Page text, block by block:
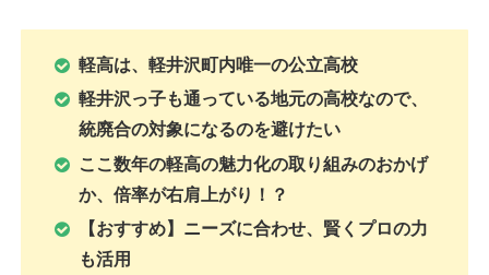
軽高は、軽井沢町内唯一の公立高校
軽井沢っ子も通っている地元の高校なので、
統廃合の対象になるのを避けたい
ここ数年の軽高の魅力化の取り組みのおかげ
か、倍率が右肩上がり！？
【おすすめ】ニーズに合わせ、賢くプロの力
も活用